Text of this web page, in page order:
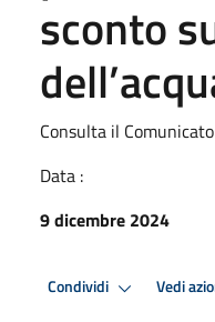
sconto
Consulta il
Data :
9 dicembre 2024
Condividi Vedi